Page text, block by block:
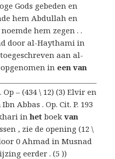
Gods gebeden en
hem Abdullah en
hem zegen . .
door al-Haythami in
aan al-
in een van
– (434 \ 12) (3) Elvir en
Ibn Abbas . Op. Cit. P. 193
inhet boekvan
, zie de opening (12 \
0 Ahmad in Musnad
eerder . (5 ))